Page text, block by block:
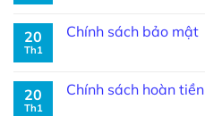
20
Th1
Chính sách bảo mật
20
Th1
Chính sách hoàn tiền